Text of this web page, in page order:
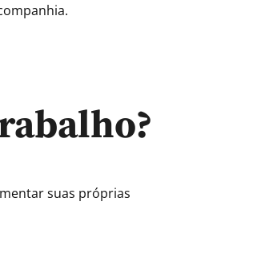
suas próprias